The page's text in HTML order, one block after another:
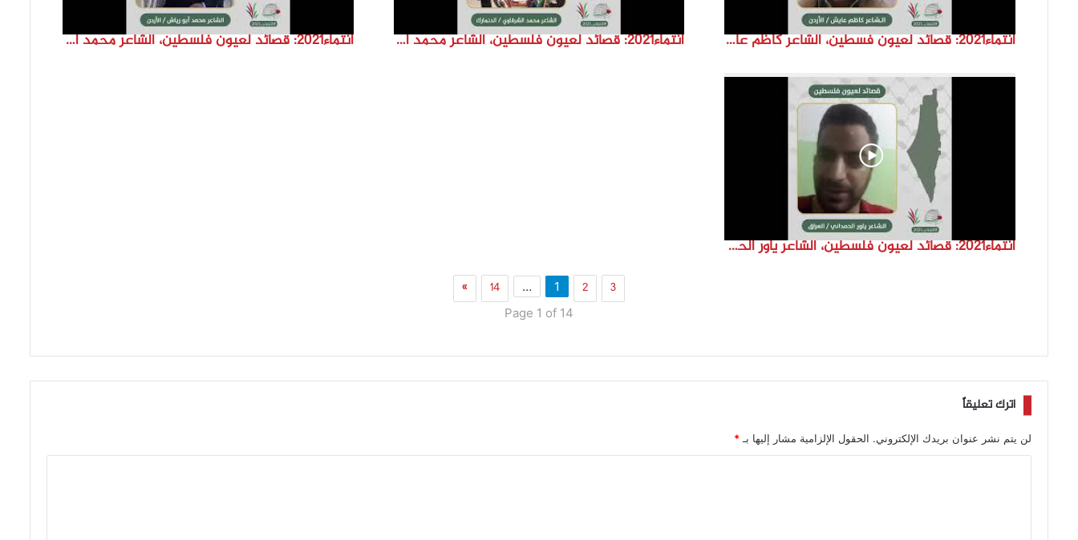
انتماء2021: قصائد لعيون فسطين، الشاعر كاظم عايش ،الاردن انتماء2021: قصائد لعيون فلسطين، الشاعر محمد الشرقاوي ،الدنمارك انتماء2021: قصائد لعيون فلسطين، الشاعر محمد ابو رياش، الاردن
انتماء2021: قصائد لعيون فلسطين، الشاعر ياور الحمداني، العراق
1 2 3
…
14
»
Page 1 of 14
اترك تعليقاً
لن يتم نشر عنوان بريدك الإلكتروني. الحقول الإلزامية مشار إليها بـ *